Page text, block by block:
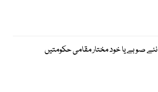
نئے صوبے یا خود مختار مقامی حکومتیں